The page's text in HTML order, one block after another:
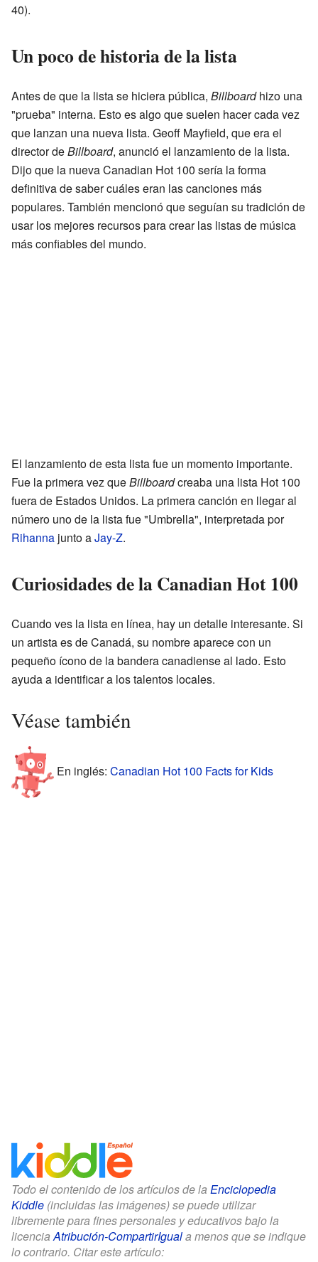
40).
Un poco de historia de la lista
Antes de que la lista se hiciera pública, Billboardhizo una
"prueba" interna. Esto es algo que suelen hacer cada vez
que lanzan una nueva lista. Geoff Mayfield, que era el
director deBillboard, anunció el lanzamiento de la lista.
Dijo que la nueva Canadian Hot 100 sería la forma
definitiva de saber cuáles eran las canciones más
populares. También mencionó que seguían su tradición de
usar los mejores recursos para crear las listas de música
más confiables del mundo.
El lanzamiento de esta lista fue un momento importante.
Fue la primera vez queBillboardcreaba una lista Hot 100
fuera de Estados Unidos. La primera canción en llegar al
número uno de la lista fue "Umbrella", interpretada por
Rihanna junto aJay-Z.
Curiosidades de la Canadian Hot 100
Cuando ves la lista en línea, hay un detalle interesante. Si
un artista es de Canadá, su nombre aparece con un
pequeño ícono de la bandera canadiense al lado. Esto
ayuda a identificar a los talentos locales.
Véase también
En inglés: Canadian Hot 100 Facts for Kids
Todo el contenido de los artículos de la Enciclopedia
Kiddle (incluidas las imágenes) se puede utilizar
libremente para fines personales y educativos bajo la
licencia Atribución-CompartirIguala menos que se indique
lo contrario. Citar este artículo: